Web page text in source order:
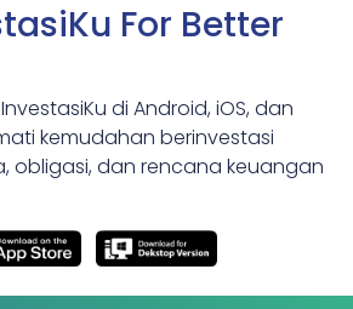
For Better
di Android, iOS, dan
kemudahan berinvestasi
obligasi, dan rencana keuangan